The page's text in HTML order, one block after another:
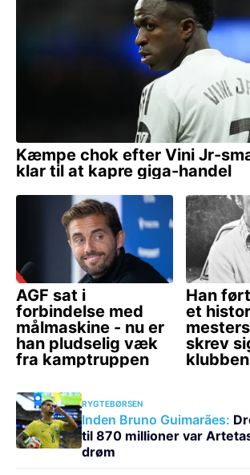
RYGTEBØRSEN
Inden Bruno Guimarães:
til 870 millioner var
drøm